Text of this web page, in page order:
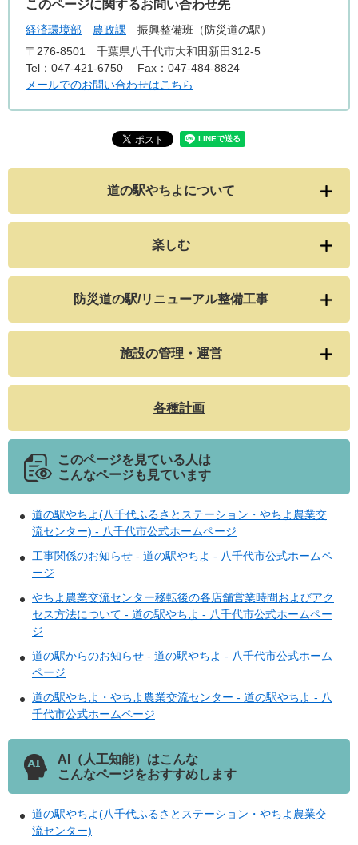
このページに関するお問い合わせ先
経済環境部 農政課
振興整備班（防災道の駅）
〒276-8501
千葉県八千代市大和田新田312-5
Tel：047-421-6750
Fax：047-484-8824
メールでのお問い合わせはこちら
道の駅やちよについて
楽しむ
防災道の駅/リニューアル整備工事
施設の管理・運営
各種計画
このページを見ている人は
こんなページも見ています
道の駅やちよ(八千代ふるさとステーション・やちよ農業交
流センター) - 八千代市公式ホームページ
工事関係のお知らせ - 道の駅やちよ - 八千代市公式ホームペ
ージ
やちよ農業交流センター移転後の各店舗営業時間およびアク
セス方法について - 道の駅やちよ - 八千代市公式ホームペー
ジ
道の駅からのお知らせ - 道の駅やちよ - 八千代市公式ホーム
ページ
道の駅やちよ・やちよ農業交流センター - 道の駅やちよ - 八
千代市公式ホームページ
AI（人工知能）はこんな
こんなページをおすすめします
道の駅やちよ(八千代ふるさとステーション・やちよ農業交
流センター)